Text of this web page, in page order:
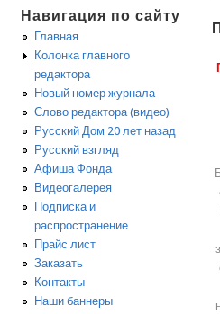
Навигация по сайту
Главная
Колонка главного
редактора
Новый номер журнала
Слово редактора (видео)
Русский Дом 20 лет назад
Русский взгляд
Афиша Фонда
Видеогалерея
Подписка и
распространение
Прайс лист
Заказать
Контакты
Наши баннеры